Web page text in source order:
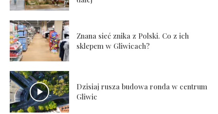
Znana sieć znika z Polski. Co z ich
sklepem w Gliwicach?
Dzisiaj rusza budowa ronda w centrum
Gliwic